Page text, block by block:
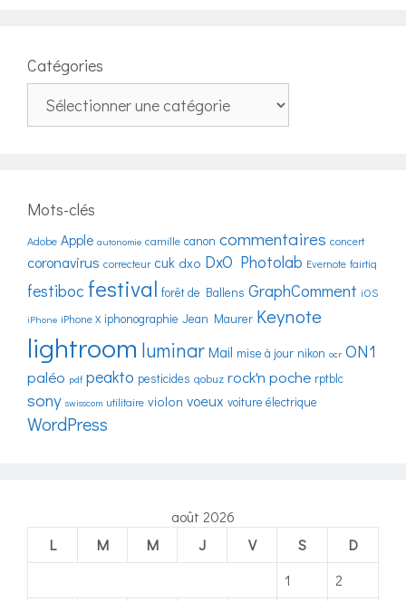
Catégories
Mots-clés
Adobe Apple autonomie camille canon commentaires concert
coronavirus correcteur cuk dxo DxO Photolab Evernote fairtiq
festiboc festival forêt de Ballens GraphComment iOS
iPhone iPhone X iphonographie Jean Maurer Keynote
lightroom luminar Mail mise à jour nikon ocr ON1
paléo pdf peakto pesticides qobuz rock'n poche rptblc
sony swisscom utilitaire violon voeux voiture électrique
WordPress
août 2026
L
M M J V S
D
1
2